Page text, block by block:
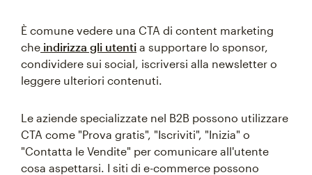
È comune vedere una CTA di content marketing
che indirizza gli utenti a supportare lo sponsor,
condividere sui social, iscriversi alla newsletter o
leggere ulteriori contenuti.
Le aziende specializzate nel B2B possono utilizzare
CTA come "Prova gratis", "Iscriviti", "Inizia" o
"Contatta le Vendite" per comunicare all'utente
cosa aspettarsi. I siti di e-commerce possono